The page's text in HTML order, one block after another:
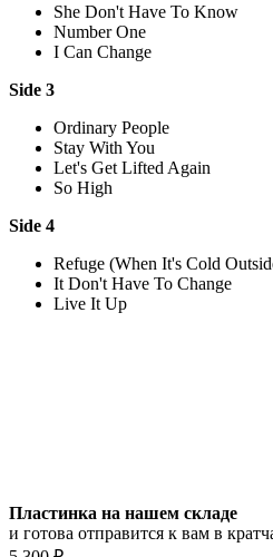
She Don't Have To Know
Number One
I Can Change
Side 3
Ordinary People
Stay With You
Let's Get Lifted Again
So High
Side 4
Refuge (When It's Cold
It Don't Have To Change
Live It Up
Пластинка на нашем складе
и готова отправится к вам в